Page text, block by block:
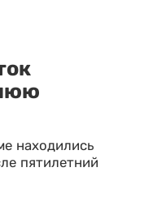
находились
пятилетний